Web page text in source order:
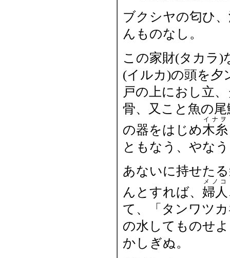
ブクシヤの匂ひ
んものなし。
この家財(タカラ)
(イルカ)の頭を夕
戸の上におし立
骨、又こと魚の
の器をはじめ木糸
イナヲ
ともなう、やな
あないに持せた
んとすれば、 婦人
メノコ
て、「タンワツ
の水してものせ
かしぎぬ。